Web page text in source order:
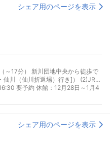
シェア用のページを表示
中央から徒歩で
仙川折返場）行き]） (2)JR吉
で3分
団地中央行き]） (3)JR吉祥
要予約 休館：12月28日～1月4
シェア用のページを表示